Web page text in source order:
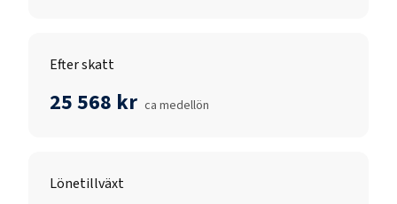
Efter skatt
25 568 kr ca medellön
Lönetillväxt